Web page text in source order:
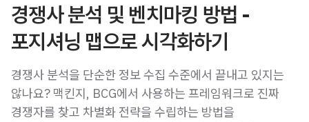
경쟁사 분석 및 벤치마킹 방법 -
포지셔닝 맵으로 시각화하기
경쟁사 분석을 단순한 정보 수집 수준에서 끝내고 있지는
않나요? 맥킨지, BCG에서 사용하는 프레임워크로 진짜
경쟁자를 찾고 차별화 전략을 수립하는 방법을